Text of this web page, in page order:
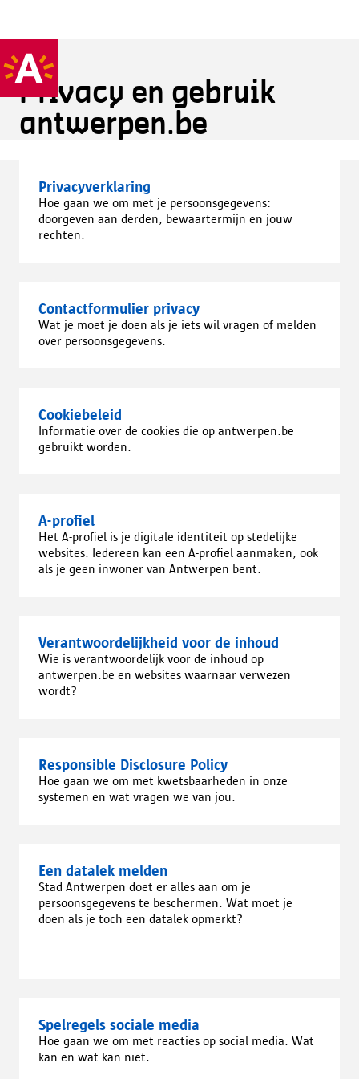
Privacy en gebruik
antwerpen.be
Privacyverklaring
Hoe gaan we om met je persoonsgegevens:
doorgeven aan derden, bewaartermijn en jouw
rechten.
Contactformulier privacy
Wat je moet je doen als je iets wil vragen of melden
over persoonsgegevens.
Cookiebeleid
Informatie over de cookies die op antwerpen.be
gebruikt worden.
A-profiel
Het A-profiel is je digitale identiteit op stedelijke
websites. Iedereen kan een A-profiel aanmaken, ook
als je geen inwoner van Antwerpen bent.
Verantwoordelijkheid voor de inhoud
Wie is verantwoordelijk voor de inhoud op
antwerpen.be en websites waarnaar verwezen
wordt?
Responsible Disclosure Policy
Hoe gaan we om met kwetsbaarheden in onze
systemen en wat vragen we van jou.
Een datalek melden
Stad Antwerpen doet er alles aan om je
persoonsgegevens te beschermen. Wat moet je
doen als je toch een datalek opmerkt?
Spelregels sociale media
Hoe gaan we om met reacties op social media. Wat
kan en wat kan niet.